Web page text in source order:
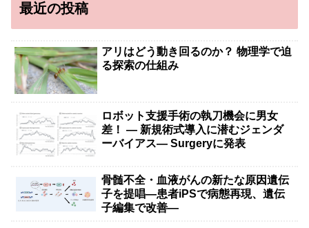
最近の投稿
アリはどう動き回るのか？ 物理学で迫
る探索の仕組み
ロボット支援手術の執刀機会に男女
差！ — 新規術式導入に潜むジェンダ
ーバイアス— Surgeryに発表
骨髄不全・血液がんの新たな原因遺伝
子を提唱―患者iPSで病態再現、遺伝
子編集で改善―